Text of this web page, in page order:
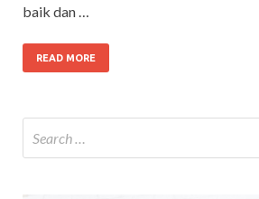
baik dan …
READ MORE